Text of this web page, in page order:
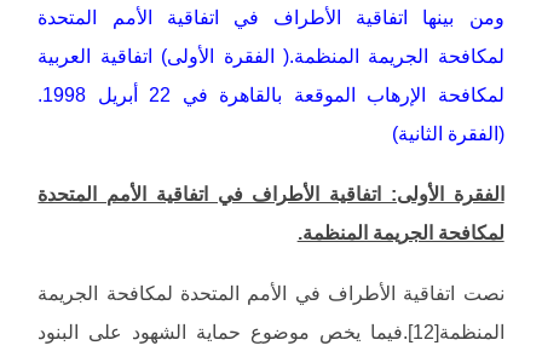
ومن بينها اتفاقية الأطراف في اتفاقية الأمم المتحدة
لمكافحة الجريمة المنظمة.( الفقرة الأولى) اتفاقية العربية
لمكافحة الإرهاب الموقعة بالقاهرة في 22 أبريل 1998.
(الفقرة الثانية)
الفقرة الأولى: اتفاقية الأطراف في اتفاقية الأمم المتحدة
لمكافحة الجريمة المنظمة.
نصت اتفاقية الأطراف في الأمم المتحدة لمكافحة الجريمة
المنظمة[12].فيما يخص موضوع حماية الشهود على البنود